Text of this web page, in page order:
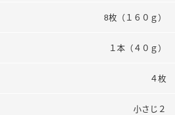
おすすめレシピ
レシピ
販 8枚（１６０ｇ）
１本（４０ｇ）
４枚
小さじ２